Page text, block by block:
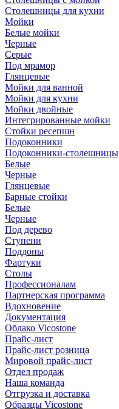
Столешницы для кухни
Мойки
Белые мойки
Черные
Серые
Под мрамор
Глянцевые
Мойки для ванной
Мойки для кухни
Мойки двойные
Интегрированные мойки
Стойки ресепшн
Подоконники
Подоконники-столешницы
Белые
Черные
Глянцевые
Барные стойки
Белые
Черные
Под дерево
Ступени
Поддоны
Фартуки
Столы
Профессионалам
Партнерская программа
Вдохновение
Документация
Облако Vicostone
Прайс-лист
Прайс-лист розница
Мировой прайс-лист
Отдел продаж
Наша команда
Отгрузка и доставка
Образцы Vicostone